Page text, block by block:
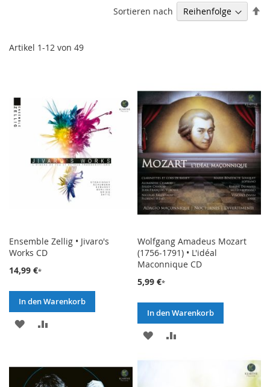
Artikel 1-12 von 49
Sortieren nach
Ensemble Zellig • Jivaro's
Works CD
14,99 €
In den Warenkorb
ZUR
HINZUFÜGEN
HINZUFÜGEN
Wolfgang Amadeus Mozart
(1756-1791) • L'idéal
Maconnique CD
5,99 €
In den Warenkorb
ZUR